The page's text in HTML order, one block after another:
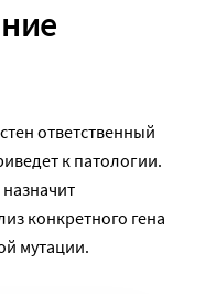
ответственный
к патологии.
назначит
конкретного гена
мутации.